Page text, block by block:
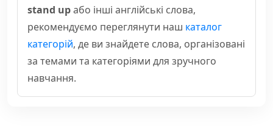
stand upабо інші англійські слова,
рекомендуємо переглянути наш каталог
категорій, де ви знайдете слова, організовані
за темами та категоріями для зручного
навчання.